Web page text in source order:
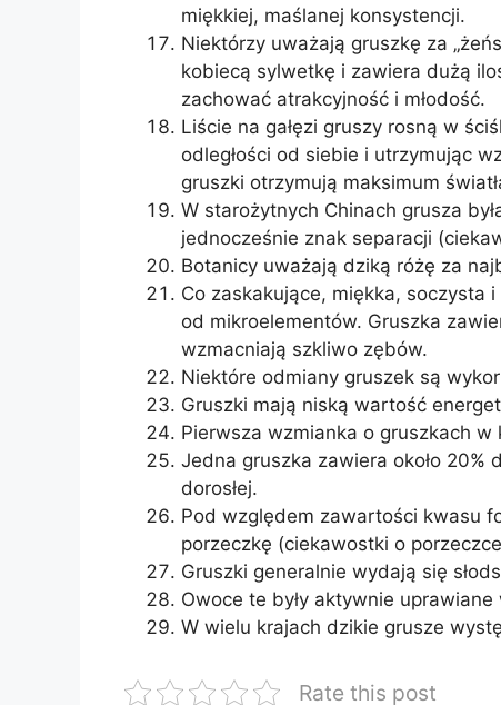
miękkiej, maślanej konsystencji.
Niektórzy uważają gruszkę za
kobiecą sylwetkę i zawiera dużą
zachować atrakcyjność i młodość.
Liście na gałęzi gruszy rosną w
odległości od siebie i utrzymując
gruszki otrzymują maksimum
W starożytnych Chinach grusza
jednocześnie znak separacji
Botanicy uważają dziką różę za
Co zaskakujące, miękka, soczysta
od mikroelementów. Gruszka
wzmacniają szkliwo zębów.
Niektóre odmiany gruszek są
Gruszki mają niską wartość
Pierwsza wzmianka o gruszkach
Jedna gruszka zawiera około 20%
dorosłej.
Pod względem zawartości kwasu
porzeczkę (ciekawostki o
Gruszki generalnie wydają się
Owoce te były aktywnie
W wielu krajach dzikie grusze
Rate this post